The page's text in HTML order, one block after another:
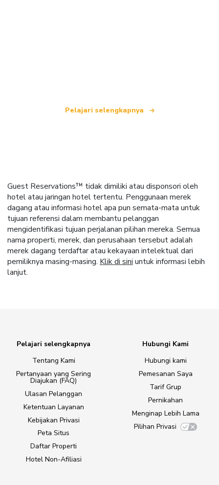
Pelajari selengkapnya
Guest Reservations™ tidak dimiliki atau disponsori oleh
hotel atau jaringan hotel tertentu. Penggunaan merek
dagang atau informasi hotel apa pun semata-mata untuk
tujuan referensi dalam membantu pelanggan
mengidentifikasi tujuan perjalanan pilihan mereka. Semua
nama properti, merek, dan perusahaan tersebut adalah
merek dagang terdaftar atau kekayaan intelektual dari
pemiliknya masing-masing. Klik di sini untuk informasi lebih
lanjut.
Pelajari selengkapnya
Tentang Kami
Pertanyaan yang Sering
Diajukan (FAQ)
Ulasan Pelanggan
Ketentuan Layanan
Kebijakan Privasi
Peta Situs
Daftar Properti
Hotel Non-Afiliasi
Hubungi Kami
Hubungi kami
Pemesanan Saya
Tarif Grup
Pernikahan
Menginap Lebih Lama
Pilihan Privasi